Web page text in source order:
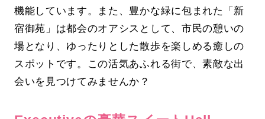
機能しています。また、豊かな緑に包まれた「新
宿御苑」は都会のオアシスとして、市民の憩いの
場となり、ゆったりとした散歩を楽しめる癒しの
スポットです。この活気あふれる街で、素敵な出
会いを見つけてみませんか？